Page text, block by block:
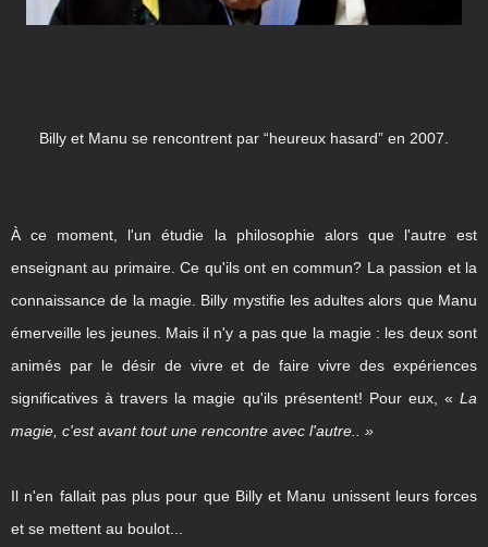
Billy et Manu se rencontrent par “heureux hasard” en 2007.
À ce moment, l'un étudie la philosophie alors que l'autre est
enseignant au primaire. Ce qu'ils ont en commun? La passion et la
connaissance de la magie. Billy mystifie les adultes alors que Manu
émerveille les jeunes. Mais il n'y a pas que la magie : les deux sont
animés par le désir de vivre et de faire vivre des expériences
significatives à travers la magie qu'ils présentent! Pour eux, « La
magie, c'est avant tout une rencontre avec l'autre.. »
Il n'en fallait pas plus pour que Billy et Manu unissent leurs forces
et se mettent au boulot...